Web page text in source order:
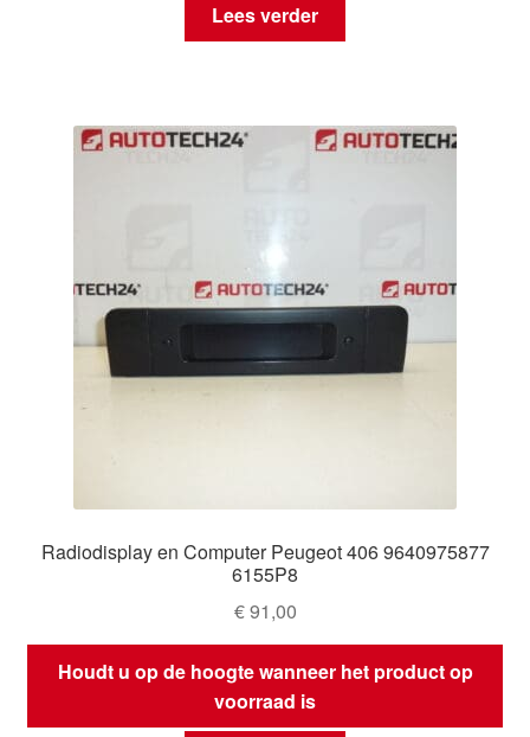
Lees verder
Radiodisplay en Computer Peugeot 406 9640975877
6155P8
€91,00
Houdt u op de hoogte wanneer het product op
voorraad is